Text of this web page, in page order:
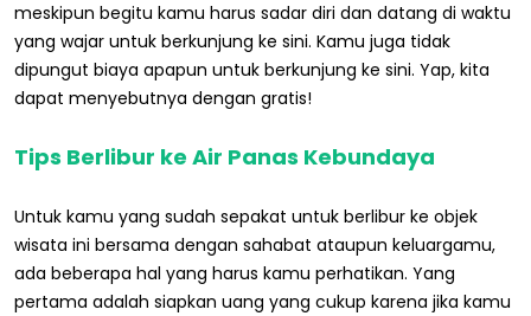
meskipun begitu kamu harus sadar diri dan datang di waktu
yang wajar untuk berkunjung ke sini. Kamu juga tidak
dipungut biaya apapun untuk berkunjung ke sini. Yap, kita
dapat menyebutnya dengan gratis!
Tips Berlibur ke Air Panas Kebundaya
Untuk kamu yang sudah sepakat untuk berlibur ke objek
wisata ini bersama dengan sahabat ataupun keluargamu,
ada beberapa hal yang harus kamu perhatikan. Yang
pertama adalah siapkan uang yang cukup karena jika kamu